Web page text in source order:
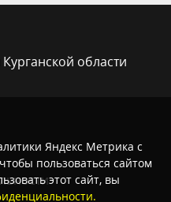
области
Яндекс Метрика с
пользоваться сайтом
этот сайт, вы